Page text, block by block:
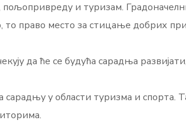
и туризам.
то право место за стицање добрих
да ће се будућа сарадња
у области туризма и спорта.